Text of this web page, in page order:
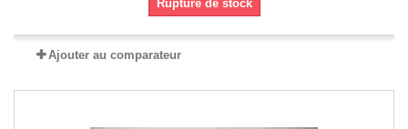
Rupture de stock
Ajouter au comparateur